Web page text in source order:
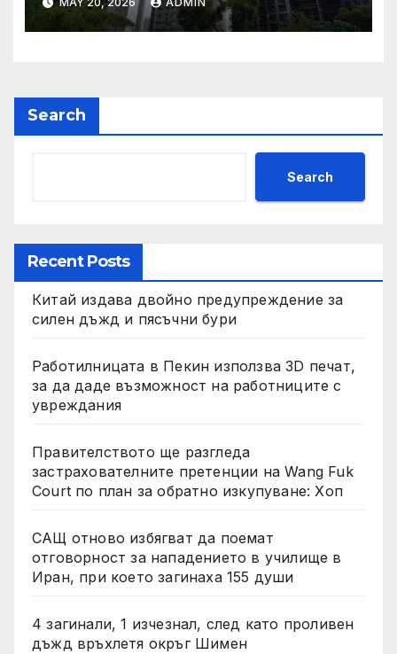
претенции на Wang Fuk
Court по план за обратно
Search
Search
Recent Posts
Китай издава двойно предупреждение за
силен дъжд и пясъчни бури
Работилницата в Пекин използва 3D печат,
за да даде възможност на работниците с
увреждания
Правителството ще разгледа
застрахователните претенции на Wang Fuk
Court по план за обратно изкупуване: Хоп
САЩ отново избягват да поемат
отговорност за нападението в училище в
Иран, при което загинаха 155 души
4 загинали, 1 изчезнал, след като проливен
дъжд връхлетя окръг Шимен